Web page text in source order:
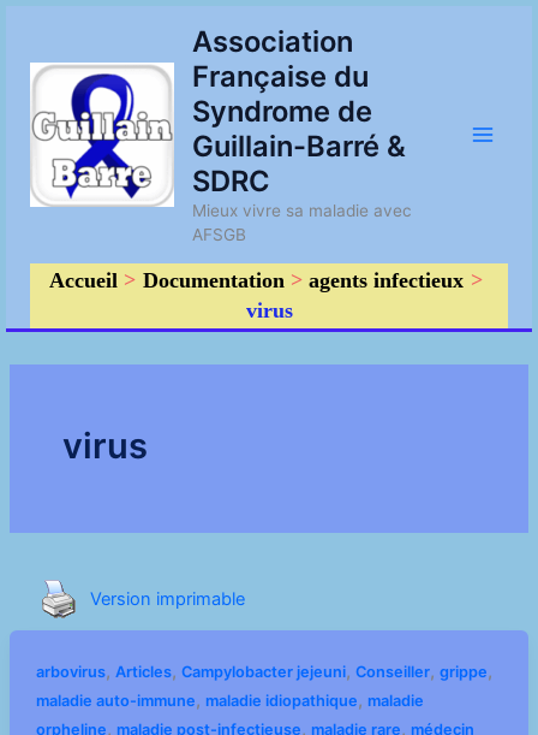
contenu
Association
Française du
Syndrome de
Guillain-Barré &
SDRC
Mieux vivre sa maladie avec
AFSGB
Accueil Documentation
agents infectieux
virus
virus
Version imprimable
arbovirus, Articles, Campylobacter jejeuni, Conseiller, grippe,
maladie auto-immune, maladie idiopathique, maladie
orpheline, maladie post-infectieuse, maladie rare, médecin